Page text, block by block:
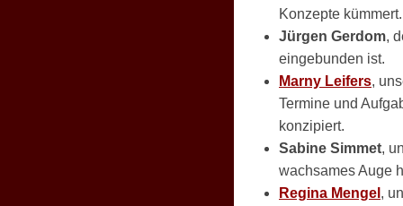
Konzepte kümmert.
Jürgen Gerdom,
eingebunden ist.
Marny Leifers,
Termine und
konzipiert.
Sabine Simmet,
wachsames Auge
Regina Mengel ,